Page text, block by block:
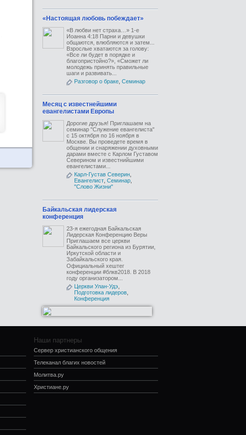
«Настоящая любовь побеждает»
«В любви нет страха…» 1-е
Иоанна 4:18 Парни и девушки
общаются, влюбляются и затем...
Взрослые хватаются за голову:
«Все ли будет в порядке и
благопристойно?», «Сможет ли
молодежь принять правильные
шаги и развивать...
Разговор о браке Семинар
Месяц с известнейшими
евангелистами Европы
Дорогие друзья! Приглашаем на
семинар "Служение евангелиста"
с 15 октября по 16 ноября в
Москве. Вы проведете время в
общении и снаряжении духовными
дарами вместе с Карлом Густавом
Северином и известнийшими
евангелистами...
Карл-Густав Северин
Евангелист Семинар
"Слово Жизни"
Байкальская лидерская
конференция
23-я ежегодная Байкальская
Лидерская Конференцию Веры
Приглашаем все церкви
Байкальского региона из Бурятии,
Иркутской области и
Забайкальского края. ⠀
Официальный хештег
конференции #блкв2018. В 2018
году организатором...
Церкви Улан-Удэ
Подготовка лидеров
Конференция
Наши партнеры
Сервер христианского общения
Телеканал благих новостей
Молитва.ру
Христиане.ру